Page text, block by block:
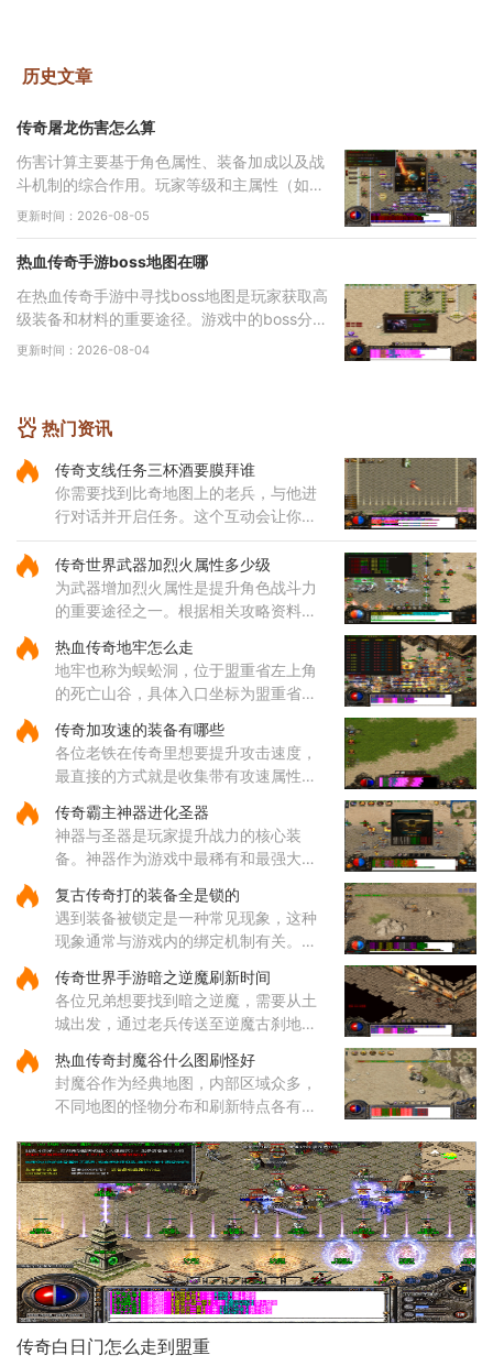
历史文章
传奇屠龙伤害怎么算
伤害计算主要基于角色属性、装备加成以及战
斗机制的综合作用。玩家等级和主属性（如力
量、智力等）直接影响基础攻击力和技能伤
础途
更新时间：2026-08-05
热血传奇手游boss地图在哪
在热血传奇手游中寻找boss地图是玩家获取高
级装备和材料的重要途径。游戏中的boss分布
在多个特定地图区域，主要包括矿洞、沃玛寺
更新时间：2026-08-04
热门资讯
传奇支线任务三杯酒要膜拜谁
你需要找到比奇地图上的老兵，与他进
行对话并开启任务。这个互动会让你了
解任务的基本要求，并根据提示继续下
一步行动。与引路使者对话后，就会明
确得知需要完成膜拜动作的对
传奇世界武器加烈火属性多少级
为武器增加烈火属性是提升角色战斗力
的重要途径之一。根据相关攻略资料显
关，通常需要玩家先将角色等级提升到
足够高度。技能的威力与等级
热血传奇地牢怎么走
地牢也称为蜈蚣洞，位于盟重省左上角
的死亡山谷，具体入口坐标为盟重省的
家会直接来到地牢一层东，这里是蜈蚣
洞地图的起始区域。地牢内部的路
传奇加攻速的装备有哪些
各位老铁在传奇里想要提升攻击速度，
最直接的方式就是收集带有攻速属性的
风套装里的戒指和项链，只需要一枚狂
风戒指就能给你增加一点攻击
传奇霸主神器进化圣器
神器与圣器是玩家提升战力的核心装
备。神器作为游戏中最稀有和最强大的
每种神器都具备独特的技能和被动效
果。玩家收集一定数量的神器后，
复古传奇打的装备全是锁的
遇到装备被锁定是一种常见现象，这种
现象通常与游戏内的绑定机制有关。部
上，这种绑定状态会限制装备的交易和
丢弃功能。装备锁定是游戏设计
传奇世界手游暗之逆魔刷新时间
各位兄弟想要找到暗之逆魔，需要从土
城出发，通过老兵传送至逆魔古刹地
魔阵中，咱们需要先进入右边的门，然
后按照逆时针方向前进，最终将
热血传奇封魔谷什么图刷怪好
封魔谷作为经典地图，内部区域众多，
不同地图的怪物分布和刷新特点各有差
角度来看，纵横道作为一个枢纽性质的
区域，连接着多个重要地点，
传奇白日门怎么走到盟重